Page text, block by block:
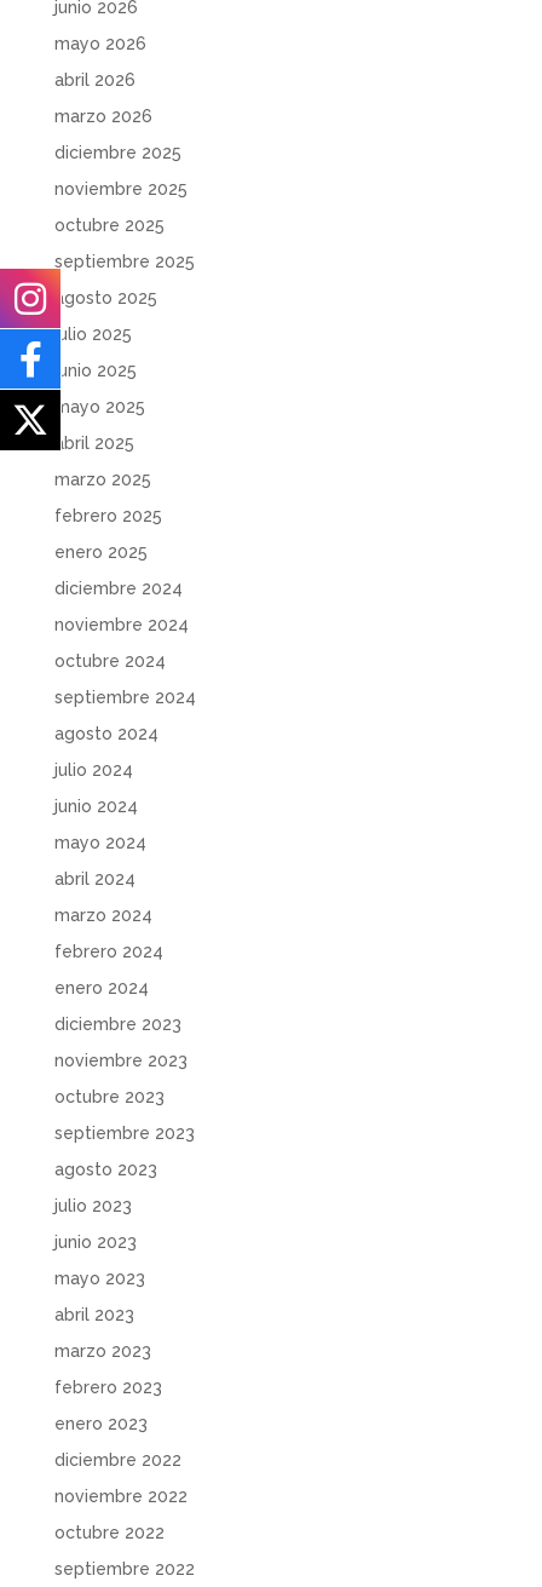
junio 2026
mayo 2026
abril 2026
marzo 2026
diciembre 2025
noviembre 2025
octubre 2025
septiembre 2025
agosto 2025
julio 2025
junio 2025
mayo 2025
abril 2025
marzo 2025
febrero 2025
enero 2025
diciembre 2024
noviembre 2024
octubre 2024
septiembre 2024
agosto 2024
julio 2024
junio 2024
mayo 2024
abril 2024
marzo 2024
febrero 2024
enero 2024
diciembre 2023
noviembre 2023
octubre 2023
septiembre 2023
agosto 2023
julio 2023
junio 2023
mayo 2023
abril 2023
marzo 2023
febrero 2023
enero 2023
diciembre 2022
noviembre 2022
octubre 2022
septiembre 2022